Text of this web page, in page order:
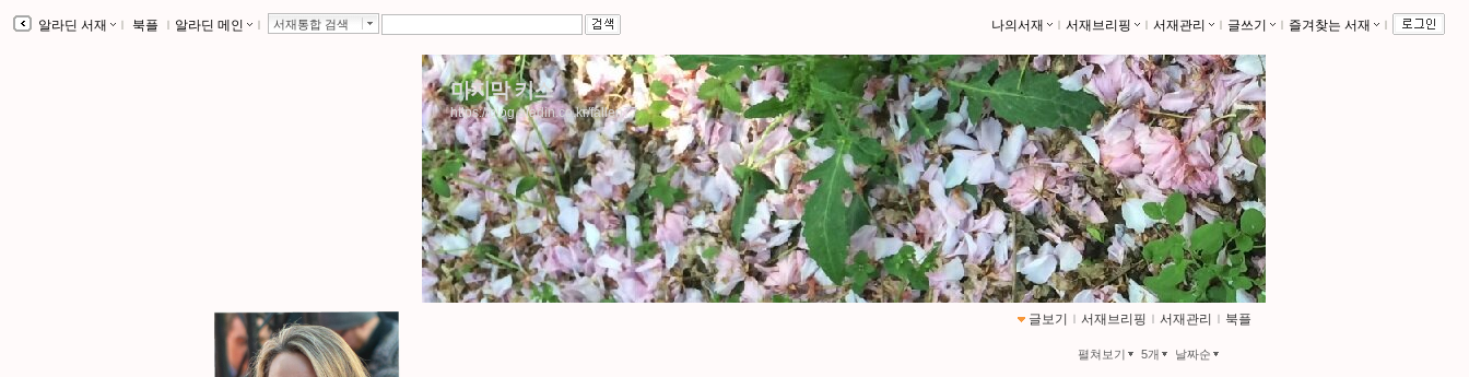
알라딘 서재 ｌ 북플 ｌ 알라딘 메인 ｌ 서재통합 검색 나의서재 ｌ 서재브리핑 ｌ 서재관리 ｌ 글쓰기 ｌ 즐겨찾는 서재 ｌ
마지막 키스
https://blog.aladin.co.kr/fallen77
글보기 ｌ 서재브리핑 ｌ 서재관리 ｌ 북플
펼쳐보기 5개 날짜순